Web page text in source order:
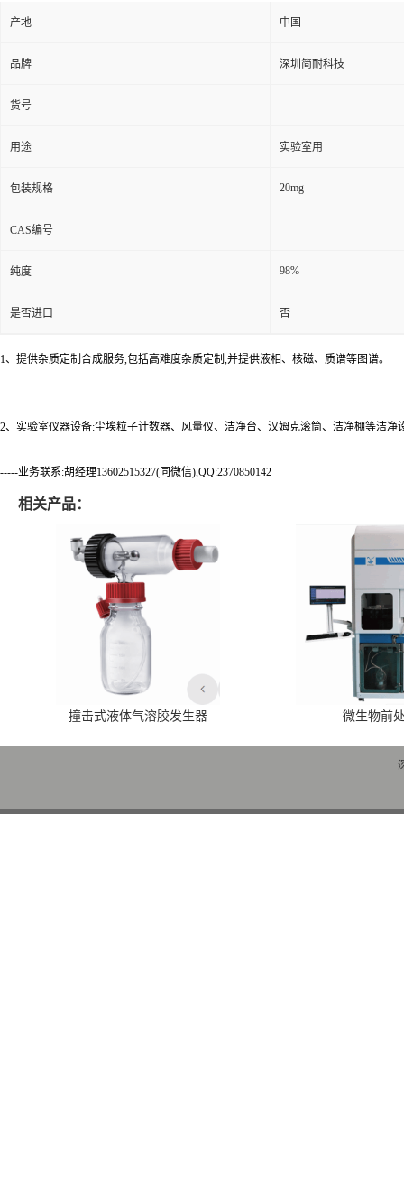
产地 中国
品牌 深圳简耐科技
货号
用途 实验室用
包装规格 20mg
CAS编号
纯度 98%
是否进口 否
1、提供杂质定制合成服务,包括高难度杂质定制,并提供液相、核磁、质谱等图谱。
2、实验室仪器设备:尘埃粒子计数器、风量仪、洁净台、汉姆克滚筒、洁净棚等洁
-----业务联系:胡经理13602515327(同微信),QQ:2370850142
相关产品：
撞击式液体气溶胶发生器 微生物前